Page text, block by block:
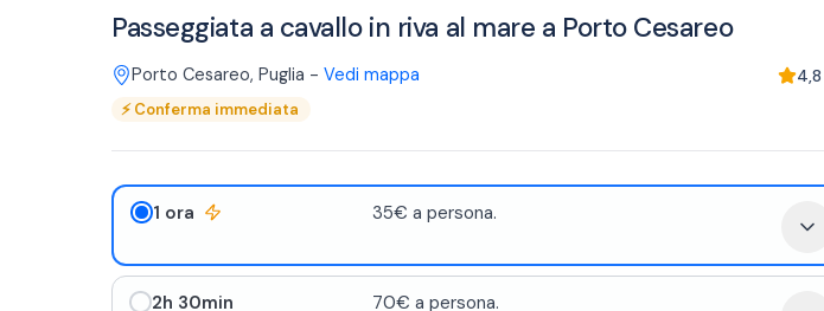
Passeggiata a cavallo in riva al mare a Porto Cesareo
Porto Cesareo, Puglia - Vedi mappa 4,8
⚡Conferma immediata
1 ora 35€ a persona.
2h 30min 70€ a persona.